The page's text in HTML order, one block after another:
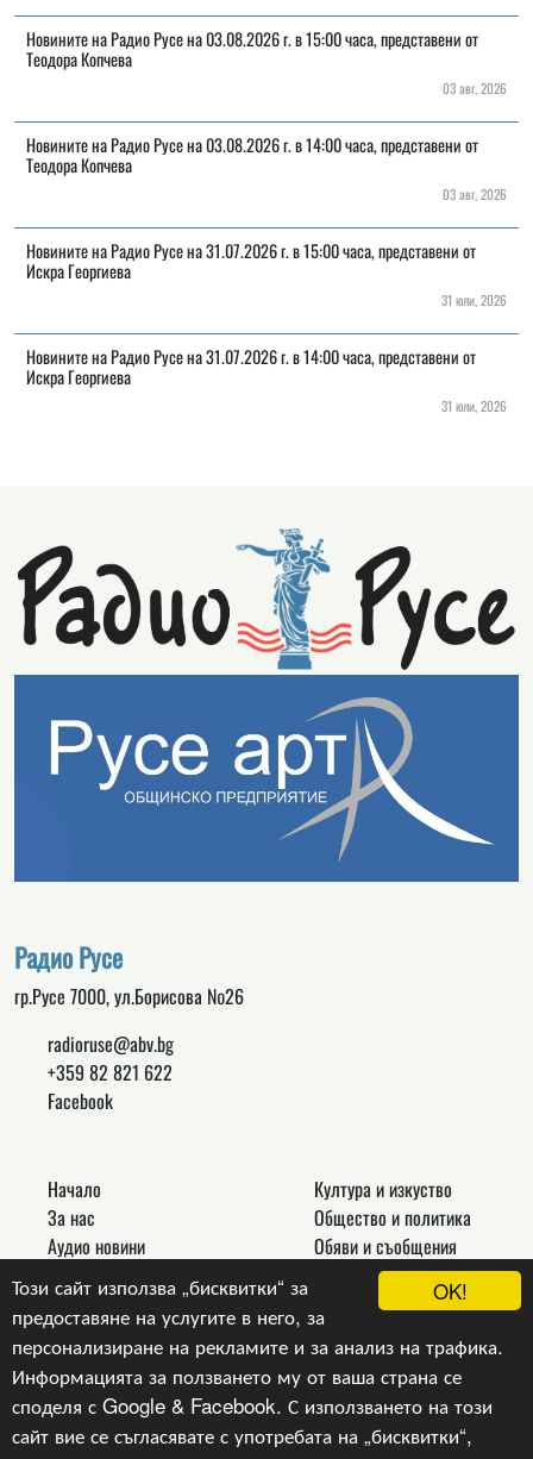
OK!
Този сайт използва „бисквитки“ за
предоставяне на услугите в него, за
персонализиране на рекламите и за анализ на трафика.
Информацията за ползването му от ваша страна се
споделя с Google & Facebook. С използването на този
сайт вие се съгласявате с употребата на „бисквитки“,
Новините на Радио Русе на 03.08.2026 г. в 15:00 часа, представени от
Теодора Копчева
03 авг, 2026
Новините на Радио Русе на 03.08.2026 г. в 14:00 часа, представени от
Теодора Копчева
03 авг, 2026
Новините на Радио Русе на 31.07.2026 г. в 15:00 часа, представени от
Искра Георгиева
31 юли, 2026
Новините на Радио Русе на 31.07.2026 г. в 14:00 часа, представени от
Искра Георгиева
31 юли, 2026
Радио Русе
гр.Русе 7000, ул.Борисова №26
radioruse@abv.bg
+359 82 821 622
Facebook
Начало
За нас
Аудио новини
Връзки
Контакти
Култура и изкуство
Общество и политика
Обяви и съобщения
Новини
Други
Copyright © 2024, v.1.0,Радио Русе, Уеб Дизайн и